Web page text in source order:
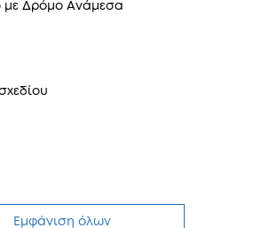
με Δρόμο Ανάμεσα
Εμφάνιση όλων